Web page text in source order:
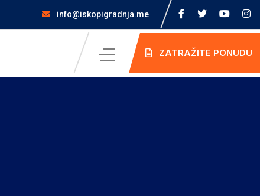
info@iskopigradnja.me
ZATRAŽITE PONUDU